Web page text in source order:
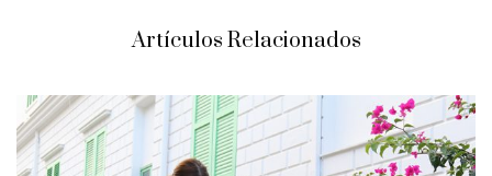
Artículos Relacionados